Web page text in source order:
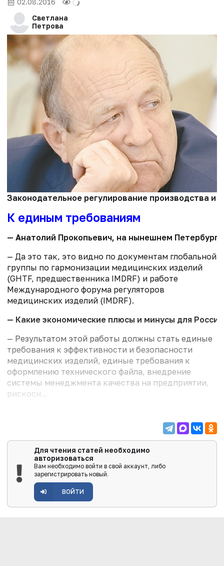
Светлана
Петрова
Законодательное регулирование производства
К единым требованиям
— Анатолий Прокопьевич, на нынешнем
— Да это так, это видно по документам глобальной
группы по гармонизации медицинских изделий
(GHTF, предшественника IMDRF) и работе
Международного форума регуляторов
медицинских изделий (IMDRF).
— Какие экономические плюсы и минусы для
— Результатом этой работы должны стать единые
требования к эффективности и безопасности
медицинских изделий, единые требования к
оформлению технического файла, внедрение
системы менеджмента качества на предприятии,
рискосн...
Для чтения статей необходимо
авторизоваться
Вам необходимо войти в свой аккаунт, либо
зарегистрировать новый.
ВОЙТИ